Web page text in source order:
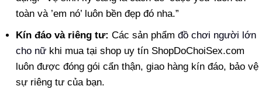
toàn và ’em nó’ luôn bền đẹp đó nha.”
Kín đáo và riêng tư: Các sản phẩmđồ chơi người lớn
cho nữ khi mua tại shop uy tín ShopDoChoiSex.com
luôn được đóng gói cẩn thận, giao hàng kín đáo, bảo vệ
sự riêng tư của bạn.